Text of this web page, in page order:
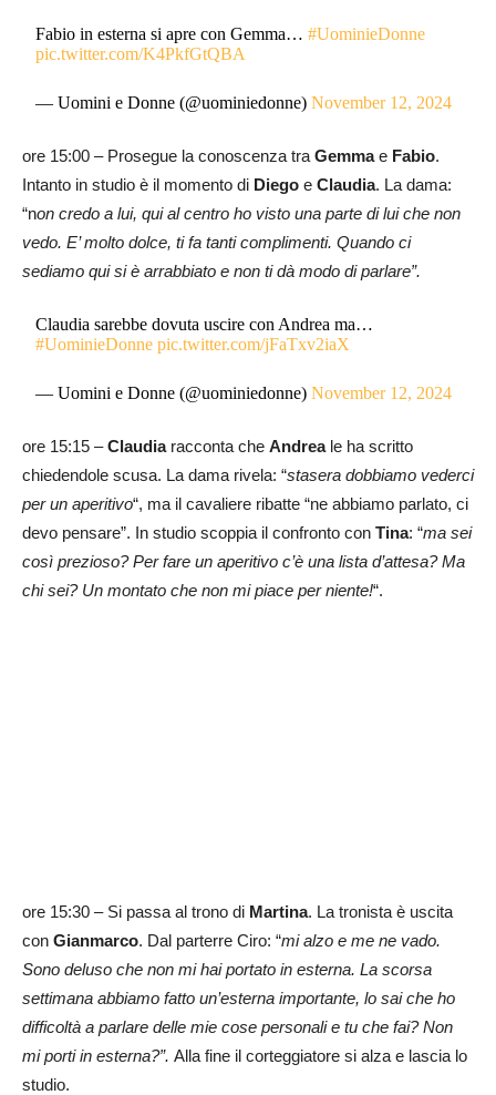
Fabio in esterna si apre con Gemma…#UominieDonne
pic.twitter.com/K4PkfGtQBA
— Uomini e Donne (@uominiedonne)November 12, 2024
ore 15:00 – Prosegue la conoscenza tra Gemmae Fabio.
Intanto in studio è il momento di Diego e Claudia. La dama:
“non credo a lui, qui al centro ho visto una parte di lui che non
vedo. E’ molto dolce, ti fa tanti complimenti. Quando ci
sediamo qui si è arrabbiato e non ti dà modo di parlare”.
Claudia sarebbe dovuta uscire con Andrea ma…
#UominieDonne pic.twitter.com/jFaTxv2iaX
— Uomini e Donne (@uominiedonne)November 12, 2024
ore 15:15 –Claudiaracconta che Andreale ha scritto
chiedendole scusa. La dama rivela: “stasera dobbiamo vederci
per un aperitivo“, ma il cavaliere ribatte “ne abbiamo parlato, ci
devo pensare”. In studio scoppia il confronto con Tina: “ma sei
così prezioso? Per fare un aperitivo c’è una lista d’attesa? Ma
chi sei? Un montato che non mi piace per niente!“.
ore 15:30 – Si passa al trono di Martina. La tronista è uscita
con Gianmarco. Dal parterre Ciro: “mi alzo e me ne vado.
Sono deluso che non mi hai portato in esterna. La scorsa
settimana abbiamo fatto un’esterna importante, lo sai che ho
difficoltà a parlare delle mie cose personali e tu che fai? Non
mi porti in esterna?”. Alla fine il corteggiatore si alza e lascia lo
studio.